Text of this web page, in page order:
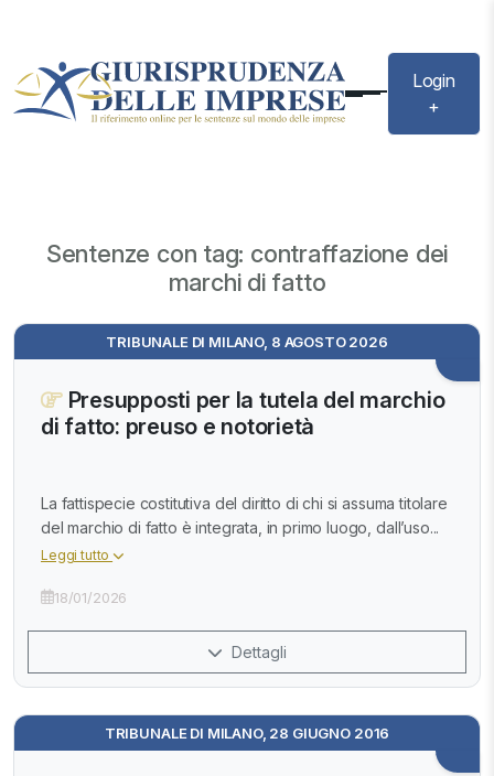
Login
+
Sentenze con tag: contraffazione dei
marchi di fatto
TRIBUNALE DI MILANO, 8 AGOSTO 2026
Presupposti per la tutela del marchio
di fatto: preuso e notorietà
La fattispecie costitutiva del diritto di chi si assuma titolare
del marchio di fatto è integrata, in primo luogo, dall’uso...
Leggi tutto
18/01/2026
Dettagli
TRIBUNALE DI MILANO, 28 GIUGNO 2016